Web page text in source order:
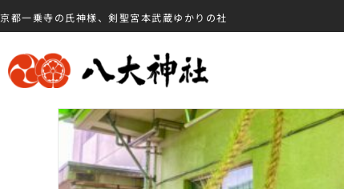
京都一乗寺の氏神様、剣聖宮本武蔵ゆかりの社